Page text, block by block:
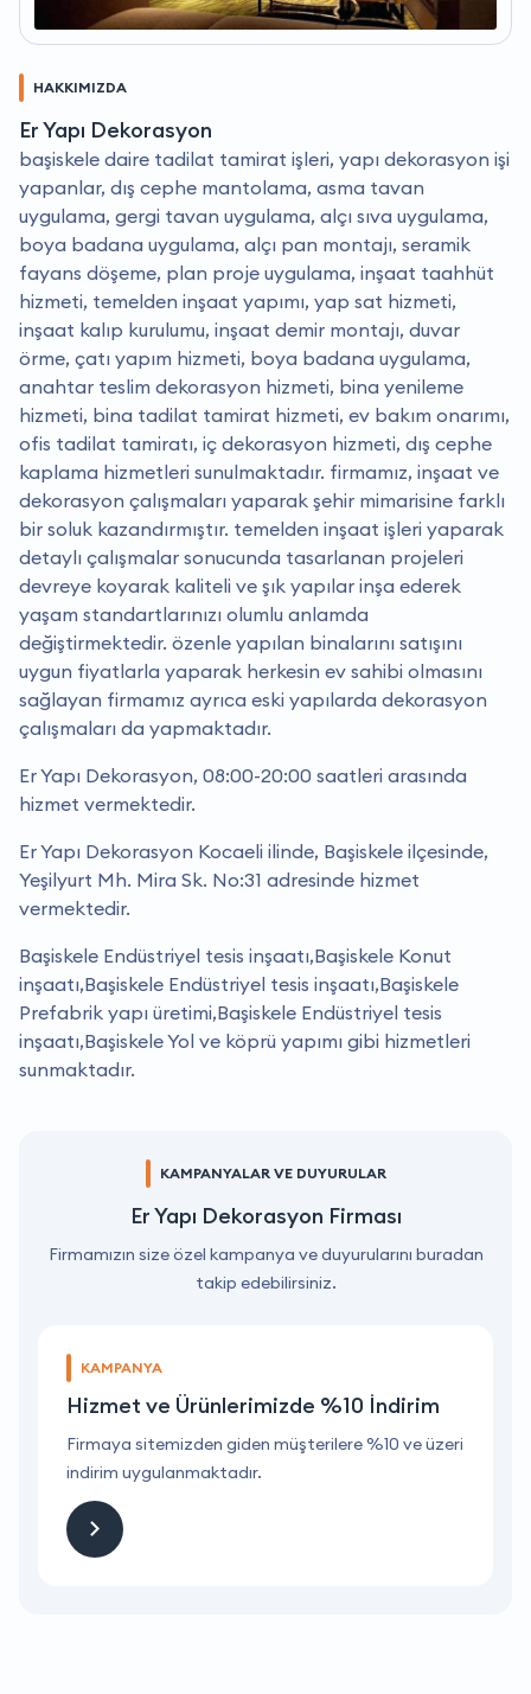
HAKKIMIZDA
Er Yapı Dekorasyon
başiskele daire tadilat tamirat işleri, yapı dekorasyon işi
yapanlar, dış cephe mantolama, asma tavan
uygulama, gergi tavan uygulama, alçı sıva uygulama,
boya badana uygulama, alçı pan montajı, seramik
fayans döşeme, plan proje uygulama, inşaat taahhüt
hizmeti, temelden inşaat yapımı, yap sat hizmeti,
inşaat kalıp kurulumu, inşaat demir montajı, duvar
örme, çatı yapım hizmeti, boya badana uygulama,
anahtar teslim dekorasyon hizmeti, bina yenileme
hizmeti, bina tadilat tamirat hizmeti, ev bakım onarımı,
ofis tadilat tamiratı, iç dekorasyon hizmeti, dış cephe
kaplama hizmetleri sunulmaktadır. firmamız, inşaat ve
dekorasyon çalışmaları yaparak şehir mimarisine farklı
bir soluk kazandırmıştır. temelden inşaat işleri yaparak
detaylı çalışmalar sonucunda tasarlanan projeleri
devreye koyarak kaliteli ve şık yapılar inşa ederek
yaşam standartlarınızı olumlu anlamda
değiştirmektedir. özenle yapılan binalarını satışını
uygun fiyatlarla yaparak herkesin ev sahibi olmasını
sağlayan firmamız ayrıca eski yapılarda dekorasyon
çalışmaları da yapmaktadır.
Er Yapı Dekorasyon, 08:00-20:00 saatleri arasında
hizmet vermektedir.
Er Yapı Dekorasyon Kocaeli ilinde, Başiskele ilçesinde,
Yeşilyurt Mh. Mira Sk. No:31 adresinde hizmet
vermektedir.
Başiskele Endüstriyel tesis inşaatı,Başiskele Konut
inşaatı,Başiskele Endüstriyel tesis inşaatı,Başiskele
Prefabrik yapı üretimi,Başiskele Endüstriyel tesis
inşaatı,Başiskele Yol ve köprü yapımı gibi hizmetleri
sunmaktadır.
KAMPANYALAR VE DUYURULAR
Er Yapı Dekorasyon Firması
Firmamızın size özel kampanya ve duyurularını buradan
takip edebilirsiniz.
KAMPANYA
Hizmet ve Ürünlerimizde %10 İndirim
Firmaya sitemizden giden müşterilere %10 ve üzeri
indirim uygulanmaktadır.